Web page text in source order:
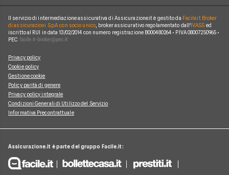
Assicurazione Casa
Polizza Vita
Polizza Animali Domestici
Assicurazione Mutuo
Linear
Genertel
Genialclick
Quixa
Tutte le compagnie e gli intermediari
Tutela legale
Eventi atmosferici e naturali
Tutte le garanzie accessorie
Guide
Glossario
Blog
Osservatorio RC Auto
Osservatorio RC Moto
Chi Siamo
Come funziona Assicurazione.it
Reclami
Lavora con Noi
Mappa del Sito
Il servizio di intermediazione assicurativa di Assicurazione.it è gestito da Facile.it Broker
di assicurazioni S.p.A. con socio unico, broker assicurativo regolamentato dall'IVASS ed
iscritto al RUI in data 13/02/2014 con numero registrazione B000480264 • P.IVA 08007250965 •
PEC
Privacy policy
Cookie policy
Gestione cookie
Policy parità di genere
Privacy policy integrale
Condizioni Generali di Utilizzo del Servizio
Informativa Precontrattuale
Assicurazione.it è parte del gruppo Facile.it: